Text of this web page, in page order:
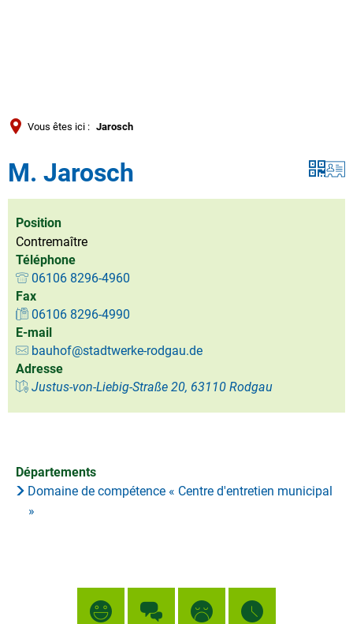
Vous êtes ici : Jarosch
M. Jarosch
Position
Contremaître
Téléphone
06106 8296-4960
Fax
06106 8296-4990
E-mail
bauhof@stadtwerke-rodgau.de
Adresse
Justus-von-Liebig-Straße 20, 63110 Rodgau
Départements
Domaine de compétence « Centre d'entretien municipal
»